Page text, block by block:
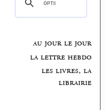
au jour le jour
la lettre hebdo
les livres, la
librairie